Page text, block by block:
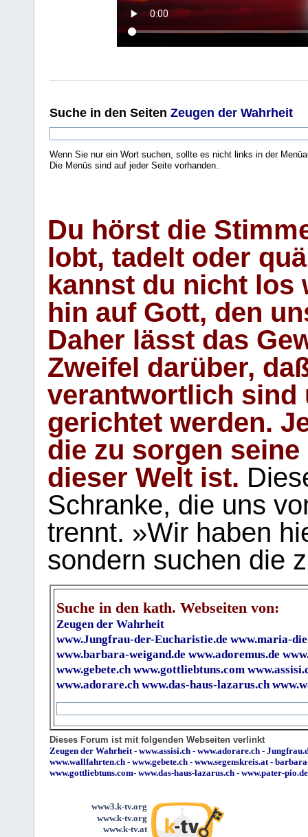
Suche in den Seiten Zeugen der Wahrheit
Wenn Sie nur ein Wort suchen, sollte es nicht links in der
Die Menüs sind auf jeder Seite vorhanden..
Du hörst die
lobt, tadelt oder
kannst du nicht los
hin auf Gott, den
Daher lässt das
Zweifel darüber,
verantwortlich sind
gerichtet werden.
die zu sorgen
dieser Welt ist.
Schranke, die uns
trennt. »Wir haben
sondern suchen die
Suche in den kath. Webseiten von:
Zeugen der Wahrheit
www.Jungfrau-der-Eucharistie.de www.maria-
www.barbara-weigand.de www.adoremus.de
www.gebete.ch www.gottliebtuns.com
www.adorare.ch www.das-haus-lazarus.ch
Dieses Forum ist mit folgenden Webseiten verlinkt
Zeugen der Wahrheit- www.assisi.ch - www.adorare.ch -
www.wallfahrten.ch - www.gebete.ch - www.segenskreis.at-
www.gottliebtuns.com- www.das-haus-lazarus.ch - www.pater-pio.de
www3.k-tv.org
www.k-tv.org
www.k-tv.at